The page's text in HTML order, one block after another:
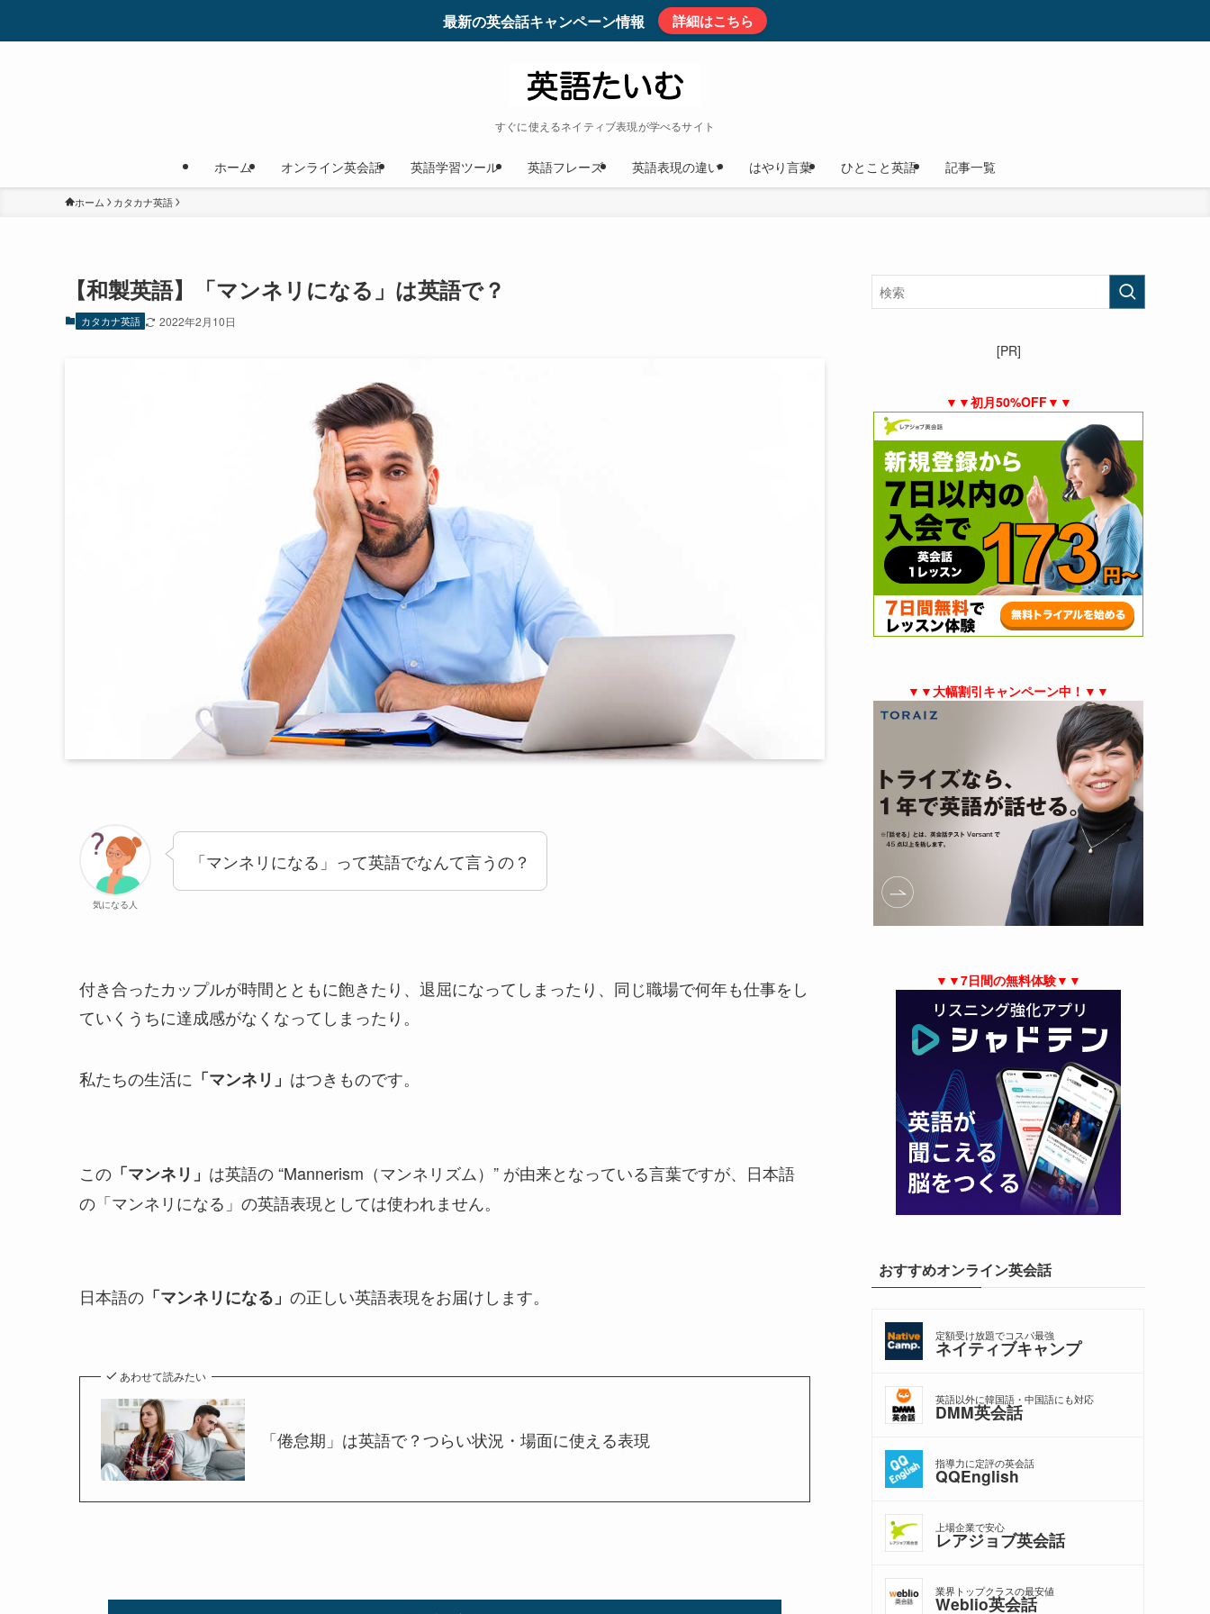
最新の英会話キャンペーン情報 詳細はこちら
すぐに使えるネイティブ表現が学べるサイト
ホーム オンライン英会話 英語学習ツール 英語フレーズ 英語表現の違い はやり言葉 ひとこと英語 記事一覧
ホーム カタカナ英語
【和製英語】「マンネリになる」は英語で？
カタカナ英語 2022年2月10日
気になる人
「マンネリになる」って英語でなんて言うの？
付き合ったカップルが時間とともに飽きたり、退屈になってしまったり、同じ職場で何年も仕事をし
ていくうちに達成感がなくなってしまったり。
私たちの生活に 「マンネリ」 はつきものです。
この 「マンネリ」 は英語の “Mannerism（マンネリズム）” が由来となっている言葉ですが、日本語
の「マンネリになる」の英語表現としては使われません。
日本語の 「マンネリになる」 の正しい英語表現をお届けします。
あわせて読みたい
「倦怠期」は英語で？つらい状況・場面に使える表現
[PR]
▼▼初月50%OFF▼▼
▼▼大幅割引キャンペーン中！▼▼
▼▼7日間の無料体験▼▼
おすすめオンライン英会話
定額受け放題でコスパ最強
ネイティブキャンプ
英語以外に韓国語・中国語にも対応
DMM英会話
指導力に定評の英会話
QQEnglish
上場企業で安心
レアジョブ英会話
業界トップクラスの最安値
Weblio英会話